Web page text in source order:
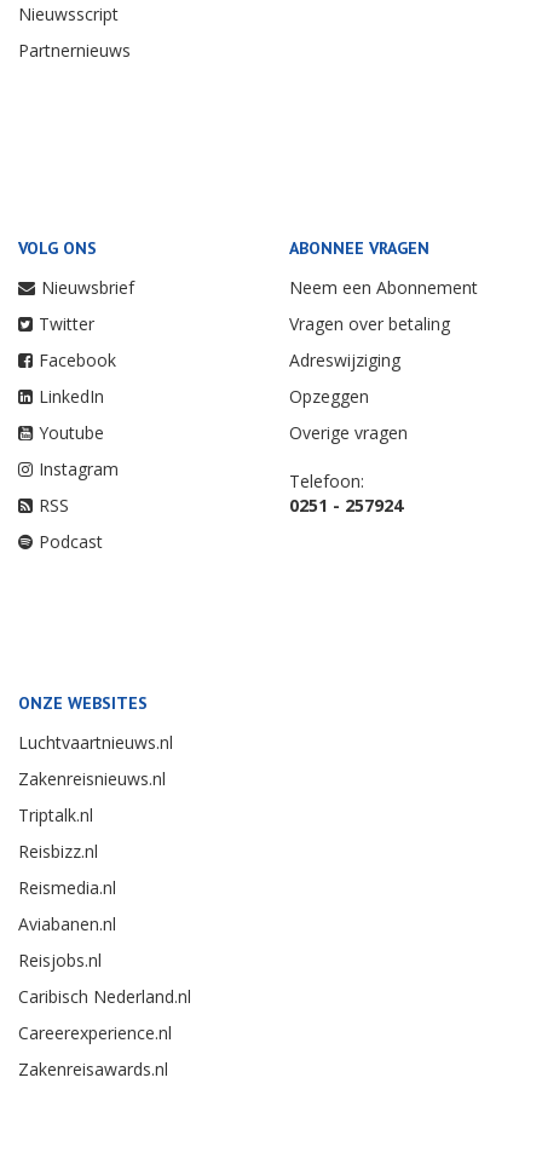
Nieuwsscript
Partnernieuws
VOLG ONS
Nieuwsbrief
Twitter
Facebook
LinkedIn
Youtube
Instagram
RSS
Podcast
ABONNEE VRAGEN
Neem een Abonnement
Vragen over betaling
Adreswijziging
Opzeggen
Overige vragen
Telefoon:
0251 - 257924
ONZE WEBSITES
Luchtvaartnieuws.nl
Zakenreisnieuws.nl
Triptalk.nl
Reisbizz.nl
Reismedia.nl
Aviabanen.nl
Reisjobs.nl
Caribisch Nederland.nl
Careerexperience.nl
Zakenreisawards.nl